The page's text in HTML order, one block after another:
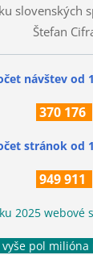
slovenských
Štefan
návštev od
370 176
stránok od
949 911
2025 webové
pol milióna